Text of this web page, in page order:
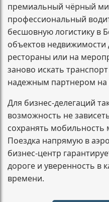
премиальный чёрный
профессиональный
бесшовную логистику в
объектов недвижимости
рестораны или на
заново искать
надежным партнером на
Для бизнес-делегаций
возможность не
сохранять
Поездка напрямую в
бизнес-центр
дороге и уверенность в
времени.